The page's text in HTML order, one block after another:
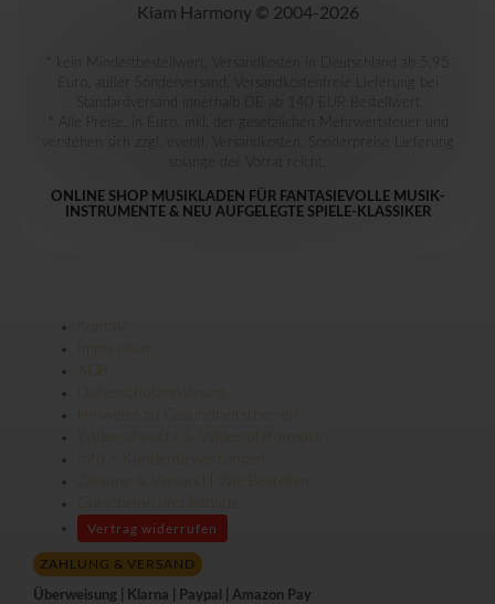
Kiam Harmony © 2004-2026
* kein Mindestbestellwert, Versandkosten in Deutschland ab 5,95
Euro, außer Sonderversand, Versandkostenfreie Lieferung bei
Standardversand innerhalb DE ab 140 EUR Bestellwert
* Alle Preise, in Euro, inkl. der gesetzlichen Mehrwertsteuer und
verstehen sich zzgl. eventl. Versandkosten, Sonderpreise Lieferung
solange der Vorrat reicht.
ONLINE SHOP MUSIKLADEN FÜR FANTASIEVOLLE MUSIK-
INSTRUMENTE & NEU AUFGELEGTE SPIELE-KLASSIKER
Kontakt
Datenschutzerklärung
Hinweise zu Gesundheitsthemen
Widerrufsrecht & Widerrufsformular
Info`s Kundenbewertungen
Zahlung & Versand
Wie Bestellen
Vertrag widerrufen
ZAHLUNG & VERSAND
Überweisung | Klarna | Paypal | Amazon Pay